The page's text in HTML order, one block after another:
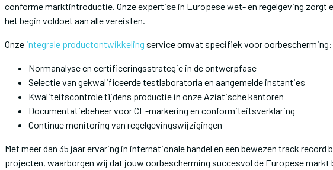
conforme marktintroductie. Onze expertise in Europese wet- en regelgeving zorgt
het begin voldoet aan alle vereisten.
Onze integrale productontwikkeling service omvat specifiek voor oorbescherming:
Normanalyse en certificeringsstrategie in de ontwerpfase
Selectie van gekwalificeerde testlaboratoria en aangemelde instanties
Kwaliteitscontrole tijdens productie in onze Aziatische kantoren
Documentatiebeheer voor CE-markering en conformiteitsverklaring
Continue monitoring van regelgevingswijzigingen
Met meer dan 35 jaar ervaring in internationale handel en een bewezen track
projecten, waarborgen wij dat jouw oorbescherming succesvol de Europese markt